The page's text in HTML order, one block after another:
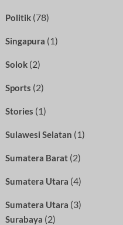
Politik(78)
Singapura (1)
Solok(2)
Sports (2)
Stories (1)
Sulawesi Selatan (1)
Sumatera Barat(2)
Sumatera Utara (4)
Sumatera Utara (3)
Surabaya (2)